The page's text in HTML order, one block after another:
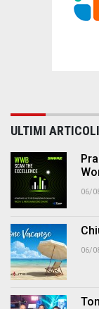
ULTIMI ARTICOLI
06/
06/